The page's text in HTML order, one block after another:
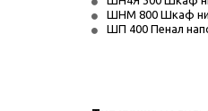
ШНМ 800 Шкаф
ШП 400 Пенал